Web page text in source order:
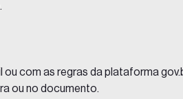
com as regras da plataforma
ou no documento.